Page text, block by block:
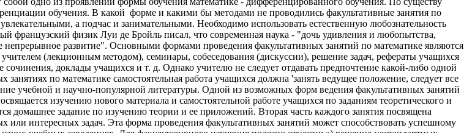
обучения. В какой форме и какими бы методами не проводились факультативные занятия по
а подчас и занимательными. Необходимо использовать естественную любознательность
французский физик Луи де Бройль писал, что современная наука - "дочь удивления и любопытства,
развитие". Основными формами проведения факультативных занятий по математике являются
(лекционным методом), семинары, собеседования (дискуссии), решение задач, рефераты учащихся
доклады учащихся и т. д. Однако учителю не следует отдавать предпочтение какой-либо одной
по математике самостоятельная работа учащихся должна 'занять ведущее положение, следует все
учебной и научно-популярной литературы. Одной из возможных форм ведения факультативных занятий
изучению нового материала и самостоятельной работе учащихся по заданиям теоретического и
домашнее задание по изучению теории и ее приложений. Вторая часть каждого занятия посвящена
интересных задач. Эта форма проведения факультативных занятий может способствовать успешному